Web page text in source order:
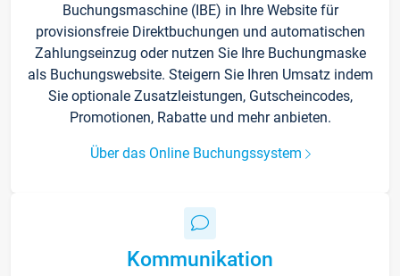
Buchungsmaschine (IBE) in Ihre Website für
provisionsfreie Direktbuchungen und automatischen
Zahlungseinzug oder nutzen Sie Ihre Buchungmaske
als Buchungswebsite. Steigern Sie Ihren Umsatz indem
Sie optionale Zusatzleistungen, Gutscheincodes,
Promotionen, Rabatte und mehr anbieten.
Über das Online Buchungssystem
Kommunikation